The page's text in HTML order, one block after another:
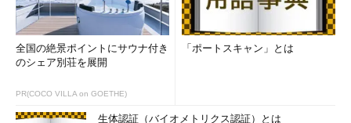
全国の絶景ポイントにサウナ付き
のシェア別荘を展開
PR(COCO VILLA on GOETHE)
「ポートスキャン」とは
生体認証（バイオメトリクス認証）とは